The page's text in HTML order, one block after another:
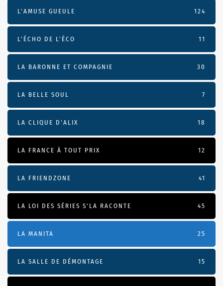
L'AMUSE GUEULE 124
L’ÉCHO DE L’ÉCO 11
LA BARONNE ET COMPAGNIE 30
LA BELLE SOUL 7
LA CLIQUE D'ALIX 18
LA FRANCE À TOUT PRIX 12
LA FRIENDZONE 41
LA LOI DES SÉRIES S'LA RACONTE 45
LA MANITA 25
LA SALLE DE DÉMONTAGE 15